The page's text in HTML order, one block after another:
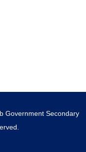
Government Secondary